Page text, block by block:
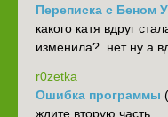
Переписка с Беном
какого катя вдруг
изменила?. нет ну а
r0zetka
Ошибка программы
ждите вторую часть